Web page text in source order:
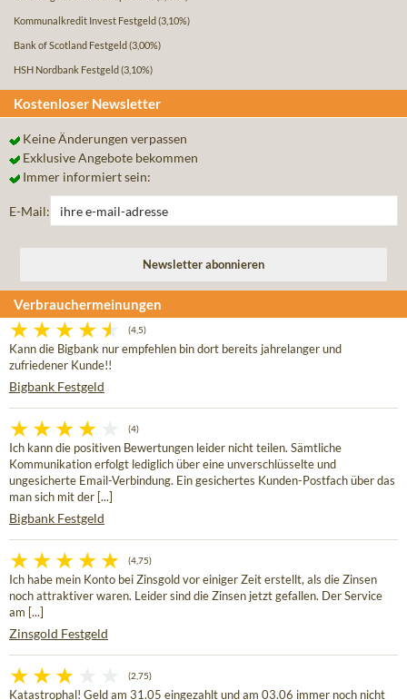
Kommunalkredit Invest Festgeld (3,10%)
Bank of Scotland Festgeld (3,00%)
HSH Nordbank Festgeld (3,10%)
Kostenloser Newsletter
Keine Änderungen verpassen
Exklusive Angebote bekommen
Immer informiert sein:
E-Mail:
Verbrauchermeinungen
(4,5)
Kann die Bigbank nur empfehlen bin dort bereits jahrelanger und
zufriedener Kunde!!
Bigbank Festgeld
(4)
Ich kann die positiven Bewertungen leider nicht teilen. Sämtliche
Kommunikation erfolgt lediglich über eine unverschlüsselte und
ungesicherte Email-Verbindung. Ein gesichertes Kunden-Postfach über das
man sich mit der [...]
Bigbank Festgeld
(4,75)
Ich habe mein Konto bei Zinsgold vor einiger Zeit erstellt, als die Zinsen
noch attraktiver waren. Leider sind die Zinsen jetzt gefallen. Der Service
am [...]
Zinsgold Festgeld
(2,75)
Katastrophal! Geld am 31.05 eingezahlt und am 03.06 immer noch nicht